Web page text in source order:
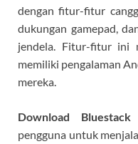
dengan fitur-fitur
dukungan gamepad,
jendela. Fitur-fitur ini
memiliki pengalaman
mereka.
Download
pengguna untuk